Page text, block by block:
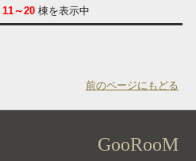
11～20 棟を表示中
前のページにもどる
GooRooM